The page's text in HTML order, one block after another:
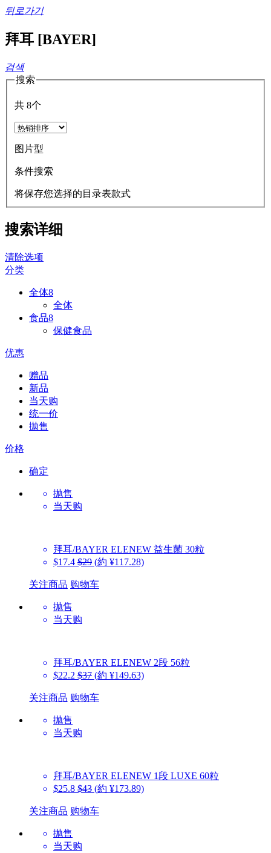
뒤로가기
拜耳 [BAYER]
검색
搜索
共 8个
图片型
条件搜索
将保存您选择的目录表款式
搜索详细
清除选项
分类
全体8
全体
食品8
保健食品
优惠
赠品
新品
当天购
统一价
拋售
价格
确定
抛售
当天购
拜耳/BAYER ELENEW 益生菌 30粒
$17.4 $29 (約 ¥117.28)
关注商品 购物车
抛售
当天购
拜耳/BAYER ELENEW 2段 56粒
$22.2 $37 (約 ¥149.63)
关注商品 购物车
抛售
当天购
拜耳/BAYER ELENEW 1段 LUXE 60粒
$25.8 $43 (約 ¥173.89)
关注商品 购物车
抛售
当天购